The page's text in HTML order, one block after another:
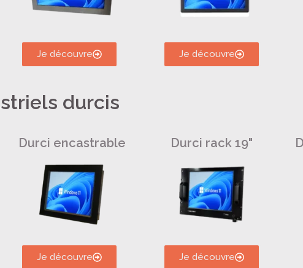
Je découvre Je découvre
durcis
Durci encastrable Durci rack 19"
Je découvre Je découvre